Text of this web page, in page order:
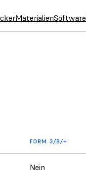
MaterialienSoftware
FORM 3/B/+
Nein